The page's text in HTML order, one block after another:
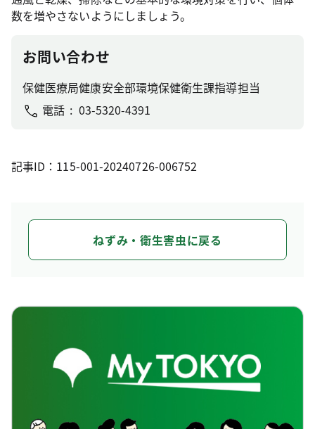
数を増やさないようにしましょう。
お問い合わせ
保健医療局健康安全部環境保健衛生課指導担当
電話
03-5320-4391
記事ID：115-001-20240726-006752
ねずみ・衛生害虫に戻る